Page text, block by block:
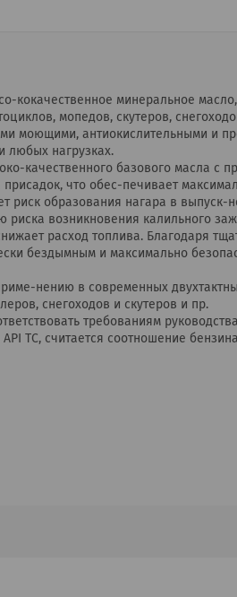
минеральное
мопедов, скутеров,
моющими, антиокислительными и
любых нагрузках.
качественного базового масла с
присадок, что обес-печивает
риск образования нагара в
риска возникновения калильного
расход топлива. Благодаря
бездымным и максимально
нению в современных
снегоходов и скутеров и пр.
требованиям
TC, считается соотношение